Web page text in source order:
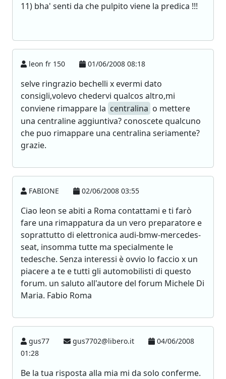
11) bha' senti da che pulpito viene la predica !!!
leon fr 150 01/06/2008 08:18
selve ringrazio bechelli x evermi dato
consigli,volevo chedervi qualcos altro,mi
conviene rimappare la centralina o mettere
una centraline aggiuntiva? conoscete qualcuno
che puo rimappare una centralina seriamente?
grazie.
FABIONE 02/06/2008 03:55
Ciao leon se abiti a Roma contattami e ti farò
fare una rimappatura da un vero preparatore e
soprattutto di elettronica audi-bmw-mercedes-
seat, insomma tutte ma specialmente le
tedesche. Senza interessi è ovvio lo faccio x un
piacere a te e tutti gli automobilisti di questo
forum. un saluto all'autore del forum Michele Di
Maria. Fabio Roma
gus77 gus7702@libero.it
04/06/2008
01:28
Be la tua risposta alla mia mi da solo conferme.